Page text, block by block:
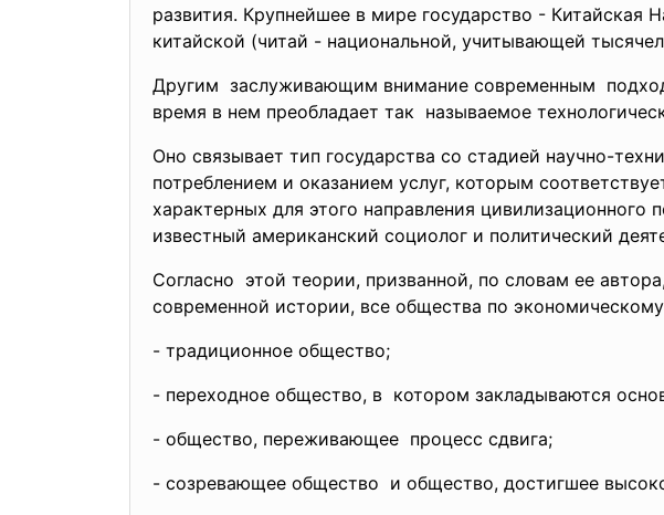
развития. Крупнейшее в мире государство - Китайская
китайской (читай - национальной, учитывающей
Другим заслуживающим внимание современным
время в нем преобладает так называемое
Оно связывает тип государства со стадией научно-
потреблением и оказанием услуг, которым
характерных для этого направления
известный американский социолог и политический
Согласно этой теории, призванной, по словам ее
современной истории, все общества по
- традиционное общество;
- переходное общество, в котором закладываются
- общество, переживающее процесс сдвига;
- созревающее общество и общество, достигшее